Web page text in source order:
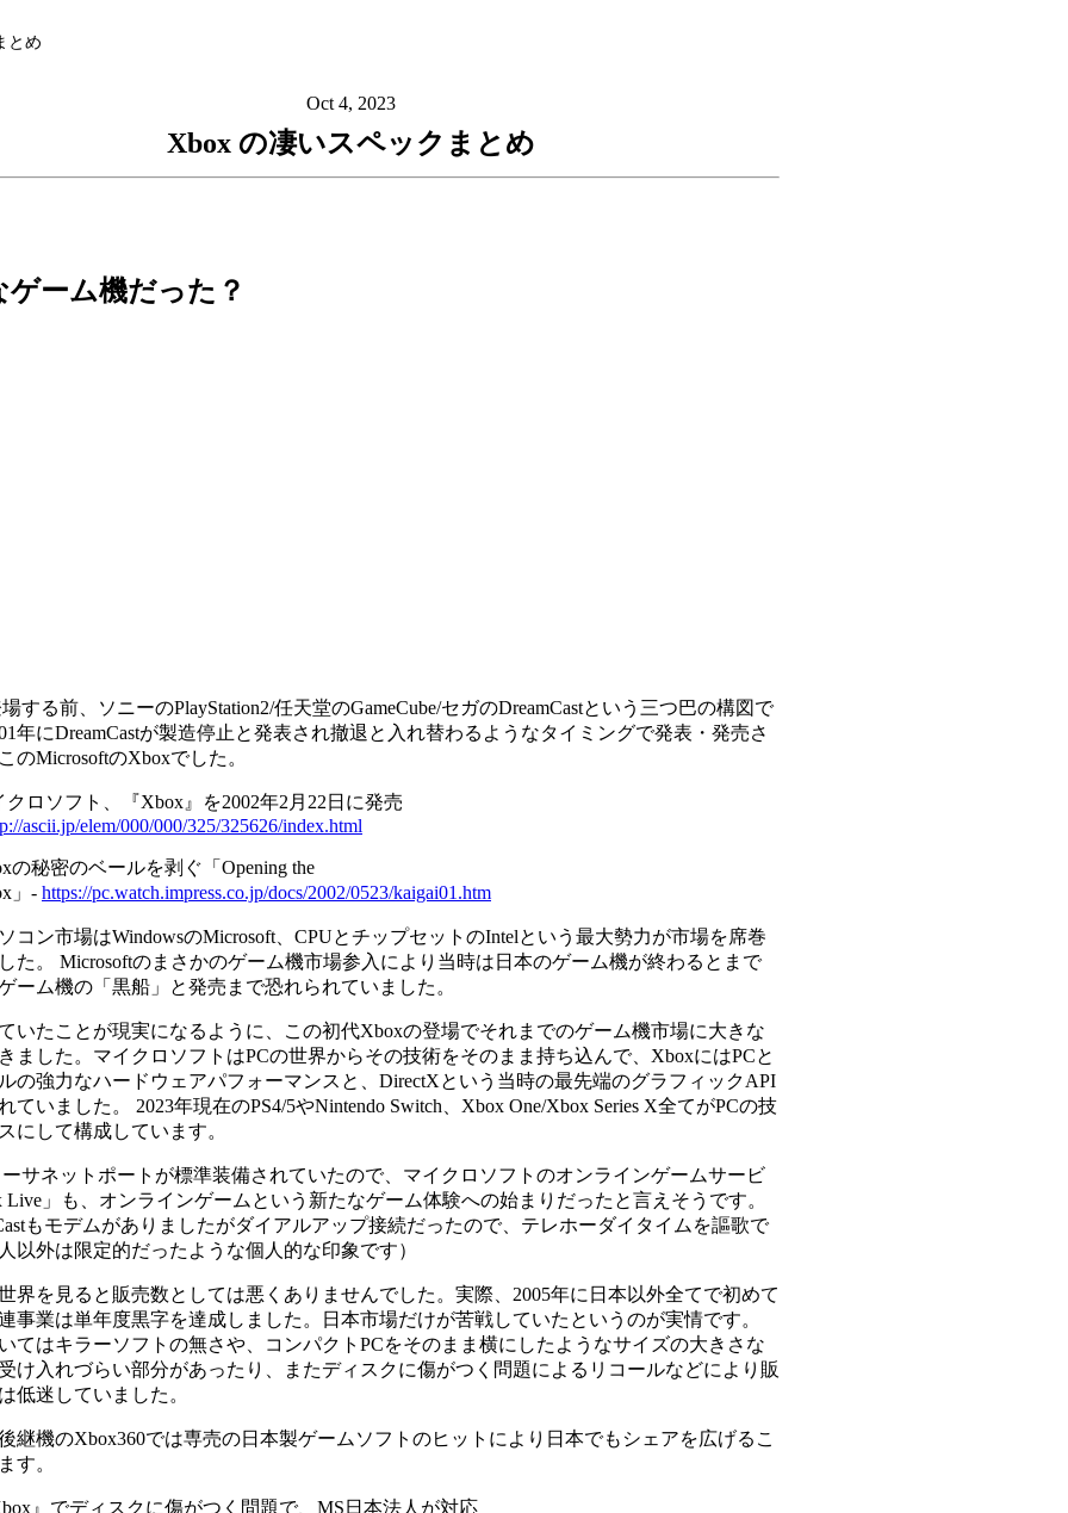
とめ
Oct 4, 2023
Xbox の凄いスペックまとめ
ゲーム機だった？
する前、ソニーのPlayStation2/任天堂のGameCube/セガのDreamCastという三つ巴の構図で
年にDreamCastが製造停止と発表され撤退と入れ替わるようなタイミングで発表・発売さ
のMicrosoftのXboxでした。
クロソフト、『Xbox』を2002年2月22日に発売
ascii.jp/elem/000/000/325/325626/index.html
の秘密のベールを剥ぐ「Opening the
」- https://pc.watch.impress.co.jp/docs/2002/0523/kaigai01.htm
コン市場はWindowsのMicrosoft、CPUとチップセットのIntelという最大勢力が市場を席巻
た。 Microsoftのまさかのゲーム機市場参入により当時は日本のゲーム機が終わるとまで
ーム機の「黒船」と発売まで恐れられていました。
いたことが現実になるように、この初代Xboxの登場でそれまでのゲーム機市場に大きな
ました。マイクロソフトはPCの世界からその技術をそのまま持ち込んで、XboxにはPCと
の強力なハードウェアパフォーマンスと、DirectXという当時の最先端のグラフィックAPI
ていました。 2023年現在のPS4/5やNintendo Switch、Xbox One/Xbox Series X全てがPCの技
にして構成しています。
サネットポートが標準装備されていたので、マイクロソフトのオンラインゲームサービ
Live」も、オンラインゲームという新たなゲーム体験への始まりだったと言えそうです。
もモデムがありましたがダイアルアップ接続だったので、テレホーダイタイムを謳歌で
以外は限定的だったような個人的な印象です）
界を見ると販売数としては悪くありませんでした。実際、2005年に日本以外全てで初めて
事業は単年度黒字を達成しました。日本市場だけが苦戦していたというのが実情です。
てはキラーソフトの無さや、コンパクトPCをそのまま横にしたようなサイズの大きさな
け入れづらい部分があったり、またディスクに傷がつく問題によるリコールなどにより販
低迷していました。
継機のXbox360では専売の日本製ゲームソフトのヒットにより日本でもシェアを広げるこ
す。
』でディスクに傷がつく問題で、MS日本法人が対応